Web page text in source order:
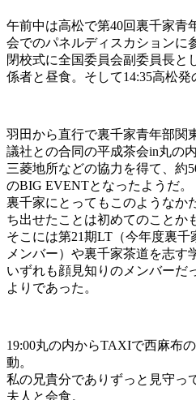
午前中は高松で第40回裏千家青
会でのパネルディスカションに
閉校式に全国委員会副委員長と
係者と昼食。そして14:35高松
羽田から直行で裏千家青年部関
議社との合同の平成茶会in丸の
三菱地所などの協力を得て、約
のBIG EVENTとなったようだ。
裏千家にとってもこのようなか
ち出せたことは初めてのことか
そこには第21期LT（今年度裏
メンバー）や裏千家茶道を志す
いずれも顔見知りのメンバーだ
よりであった。
19:00丸の内からTAXIで西麻布
動。
私の兄貴分でありずっと見守っ
夫人と会食。